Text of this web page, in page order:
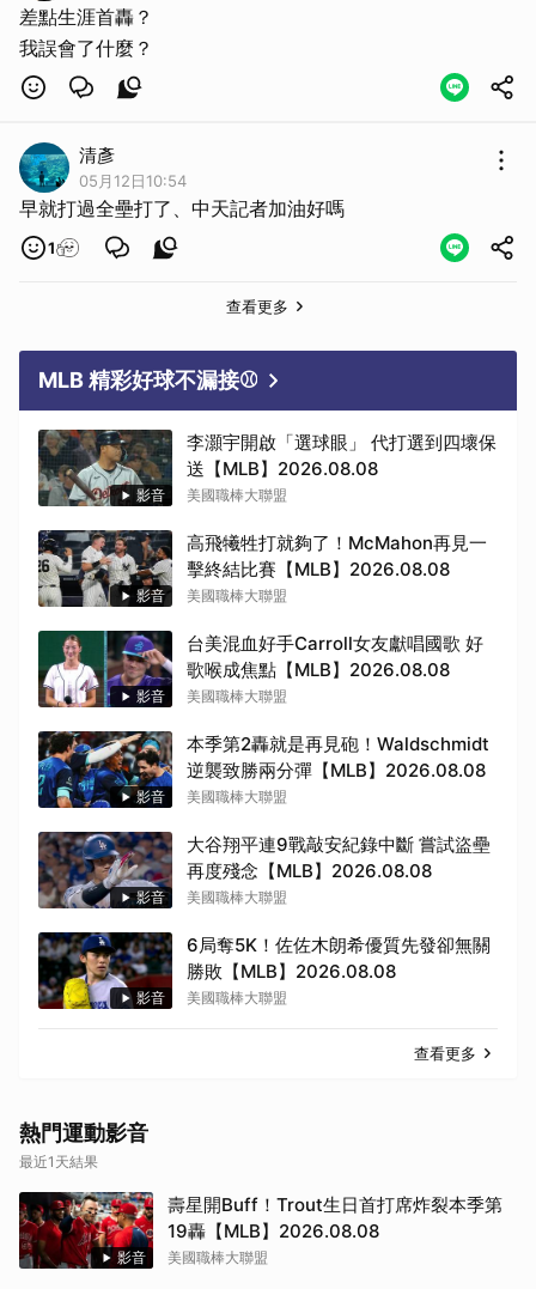
差點生涯首轟？
我誤會了什麼？
清彥
05月12日10:54
早就打過全壘打了、中天記者加油好嗎
1
查看更多
MLB 精彩好球不漏接⚾
影音
李灝宇開啟「選球眼」 代打選到四壞保
送【MLB】2026.08.08
美國職棒大聯盟
影音
高飛犧牲打就夠了！McMahon再見一
擊終結比賽【MLB】2026.08.08
美國職棒大聯盟
影音
台美混血好手Carroll女友獻唱國歌 好
歌喉成焦點【MLB】2026.08.08
美國職棒大聯盟
影音
本季第2轟就是再見砲！Waldschmidt
逆襲致勝兩分彈【MLB】2026.08.08
美國職棒大聯盟
影音
大谷翔平連9戰敲安紀錄中斷 嘗試盜壘
再度殘念【MLB】2026.08.08
美國職棒大聯盟
影音
6局奪5K！佐佐木朗希優質先發卻無關
勝敗【MLB】2026.08.08
美國職棒大聯盟
查看更多
熱門運動影音
最近1天結果
影音
壽星開Buff！Trout生日首打席炸裂本季第
19轟【MLB】2026.08.08
美國職棒大聯盟
取消